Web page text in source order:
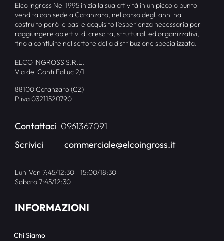
Elco Ingross Nel 1995 inizia la sua attività in un piccolo punto
vendita con sede a Catanzaro, nel corso degli anni ha
costruito però le basi e acquisito l’esperienza necessaria per
raggiungere obiettivi di crescita, strutturali ed organizzativi,
fino a confluire nel settore della distribuzione specializzata.
ELCO INGROSS S.R.L.
Via dei Conti Falluc 2/1
88100 Catanzaro (CZ)
P.iva 03211520790
Contattaci 0961367091
Scrivici
commerciale@elcoingross.it
Lun-Ven 7:45/12:30 - 15:00/18:30
Sabato 7:45/12:30
INFORMAZIONI
Chi Siamo